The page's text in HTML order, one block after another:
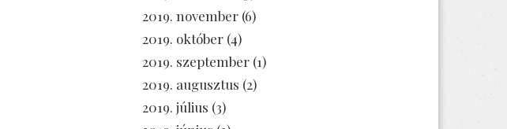
2019. november (6)
2019. október (4)
2019. szeptember (1)
2019. augusztus (2)
2019. július (3)